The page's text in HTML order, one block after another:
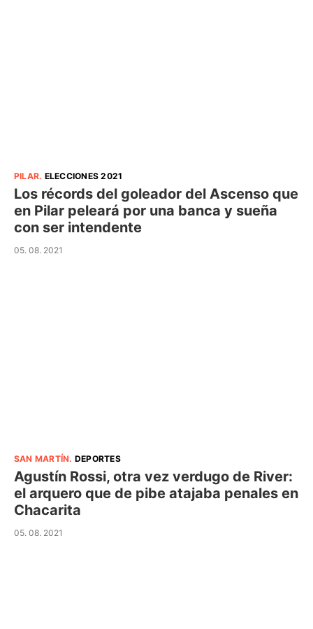
PILAR. ELECCIONES 2021
Los récords del goleador del Ascenso que
en Pilar peleará por una banca y sueña
con ser intendente
05. 08. 2021
SAN MARTÍN. DEPORTES
Agustín Rossi, otra vez verdugo de River:
el arquero que de pibe atajaba penales en
Chacarita
05. 08. 2021